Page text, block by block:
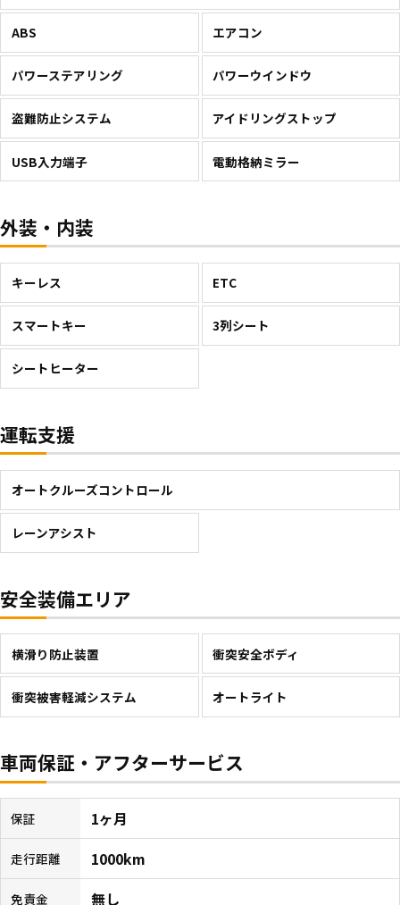
ABS エアコン
パワーステアリング パワーウインドウ
盗難防止システム アイドリングストップ
USB入力端子 電動格納ミラー
外装・内装
キーレス ETC
スマートキー 3列シート
シートヒーター
運転支援
オートクルーズコントロール
レーンアシスト
安全装備エリア
横滑り防止装置 衝突安全ボディ
衝突被害軽減システム オートライト
車両保証・アフターサービス
保証 1ヶ月
走行距離 1000km
免責金 無し